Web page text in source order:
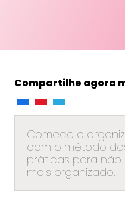
Compartilhe agora
Comece a
com o método
práticas para não
mais organizado.